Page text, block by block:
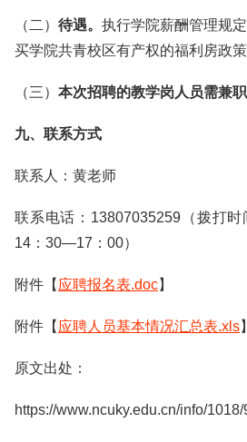
（二） 待遇。 执行学院薪酬管理规
买学院共青校区有产权的福利房政策
（三） 本次招聘的教学岗人员需兼
九、联系方式
联系人：黄老师
联系电话：13807035259（拨打
14：30—17：00）
附件【 应聘报名表.doc】
附件【 应聘人员基本情况汇总表.xls】
原文出处：
https://www.ncuky.edu.cn/info/